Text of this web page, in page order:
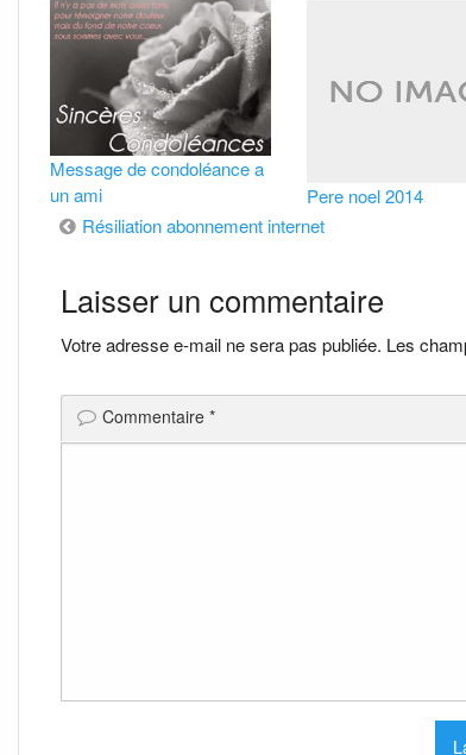
Message de condoléance a
un ami
Pere noel 2014
Navigation
de
l’article
Résiliation abonnement internet
Laisser un commentaire
Votre adresse e-mail ne sera pas publiée. Les
Commentaire *